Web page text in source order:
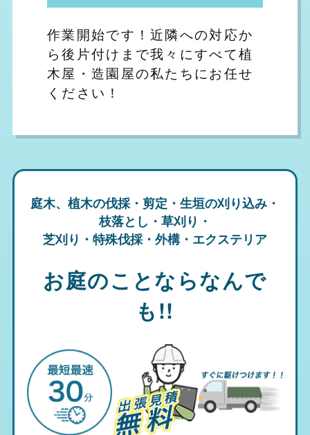
作業開始です！近隣への対応か
ら後片付けまで我々にすべて植
木屋・造園屋の私たちにお任せ
ください！
庭木、植木の伐採・剪定・生垣の刈り込み・
枝落とし・草刈り・
芝刈り・特殊伐採・外構・エクステリア
お庭のことならなんで
も!!